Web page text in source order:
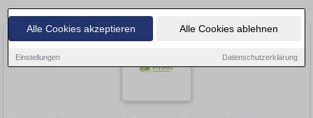
Alle Cookies akzeptieren Alle Cookies ablehnen
Einstellungen Datenschutzerklärung